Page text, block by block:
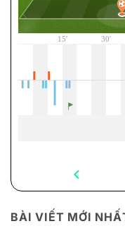
BÀI VIẾT MỚI